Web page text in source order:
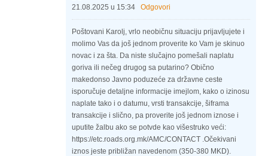
21.08.2025 u 15:34 Odgovori
Poštovani Karolj, vrlo neobičnu situaciju prijavljujete i
molimo Vas da još jednom proverite ko Vam je skinuo
novac i za šta. Da niste slučajno pomešali naplatu
goriva ili nečeg drugog sa putarino? Obično
makedonso Javno poduzeće za državne ceste
isporučuje detaljne informacije imejlom, kako o izinosu
naplate tako i o datumu, vrsti transakcije, šiframa
transakcije i slično, pa proverite još jednom iznose i
uputite žalbu ako se potvde kao višestruko veći:
https://etc.roads.org.mk/AMC/CONTACT .Očekivani
iznos jeste približan navedenom (350-380 MKD).